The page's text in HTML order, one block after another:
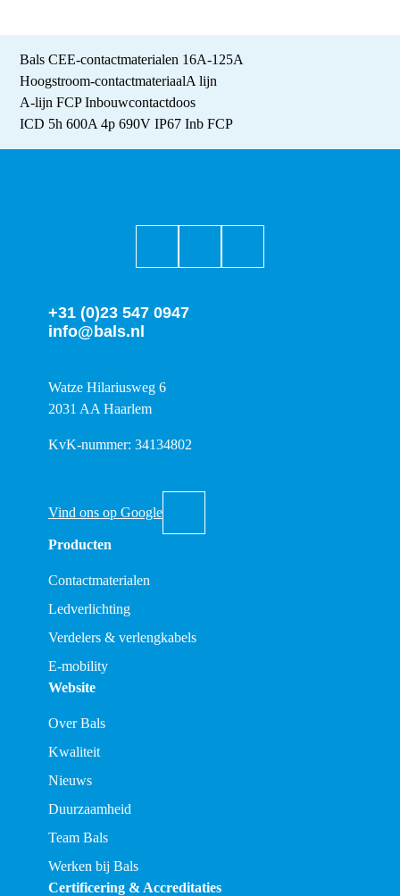
Bals CEE-contactmaterialen 16A-125A
Hoogstroom-contactmateriaalA lijn
A-lijn FCP Inbouwcontactdoos
ICD 5h 600A 4p 690V IP67 Inb FCP
+31 (0)23 547 0947
info@bals.nl
Watze Hilariusweg 6
2031 AA Haarlem
KvK-nummer: 34134802
Vind ons op Google
Producten
Contactmaterialen
Ledverlichting
Verdelers & verlengkabels
E-mobility
Website
Over Bals
Kwaliteit
Nieuws
Duurzaamheid
Team Bals
Werken bij Bals
Certificering & Accreditaties